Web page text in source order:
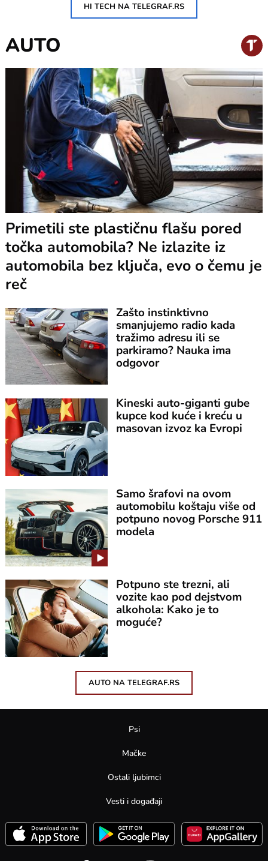
HI TECH NA TELEGRAF.RS
AUTO
Primetili ste plastičnu flašu pored
točka automobila? Ne izlazite iz
automobila bez ključa, evo o čemu je
reč
Zašto instinktivno
smanjujemo radio kada
tražimo adresu ili se
parkiramo? Nauka ima
odgovor
Kineski auto-giganti gube
kupce kod kuće i kreću u
masovan izvoz ka Evropi
Samo šrafovi na ovom
automobilu koštaju više od
potpuno novog Porsche 911
modela
Potpuno ste trezni, ali
vozite kao pod dejstvom
alkohola: Kako je to
moguće?
AUTO NA TELEGRAF.RS
Psi
Mačke
Ostali ljubimci
Vesti i događaji